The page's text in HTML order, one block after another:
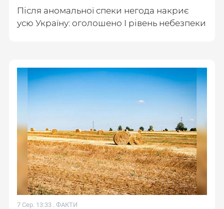
Після аномальної спеки негода накриє
усю Україну: оголошено І рівень небезпеки
7 Сер. 13:33 . ФАКТИ